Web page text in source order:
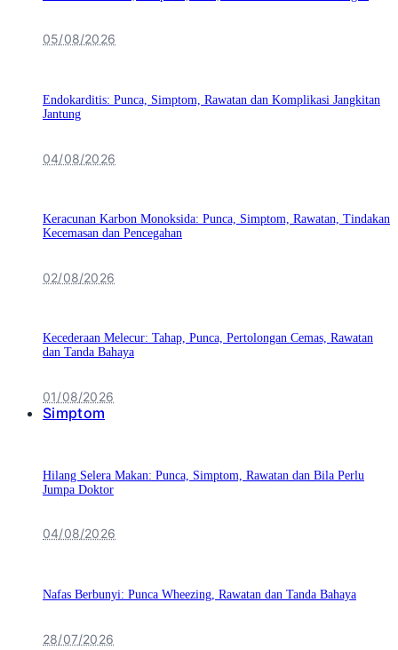
05/08/2026
Endokarditis: Punca, Simptom, Rawatan dan Komplikasi Jangkitan
Jantung
04/08/2026
Keracunan Karbon Monoksida: Punca, Simptom, Rawatan, Tindakan
Kecemasan dan Pencegahan
02/08/2026
Kecederaan Melecur: Tahap, Punca, Pertolongan Cemas, Rawatan
dan Tanda Bahaya
01/08/2026
Simptom
Hilang Selera Makan: Punca, Simptom, Rawatan dan Bila Perlu
Jumpa Doktor
04/08/2026
Nafas Berbunyi: Punca Wheezing, Rawatan dan Tanda Bahaya
28/07/2026